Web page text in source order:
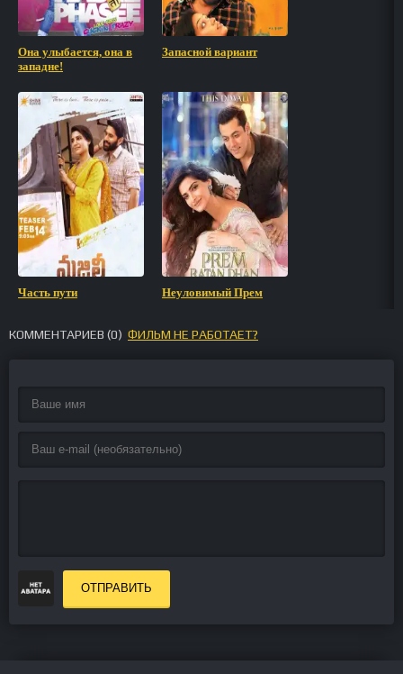
Она улыбается, она в
западне!
Запасной вариант
Часть пути Неуловимый Прем
КОММЕНТАРИЕВ (0) ФИЛЬМ НЕ РАБОТАЕТ?
ОТПРАВИТЬ